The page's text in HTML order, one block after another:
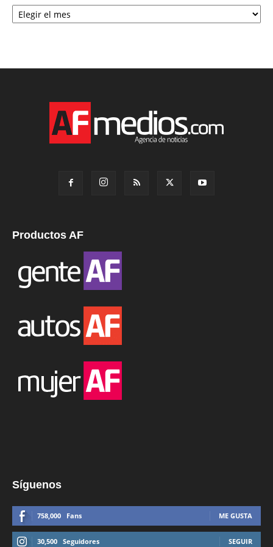
Archivo
Productos AF
Síguenos
758,000 Fans ME GUSTA
30,500 Seguidores SEGUIR